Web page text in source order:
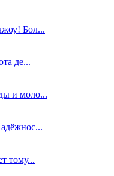
Бол...
де...
и моло...
тому...